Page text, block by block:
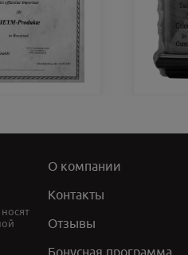
О компании
Контакты
Отзывы